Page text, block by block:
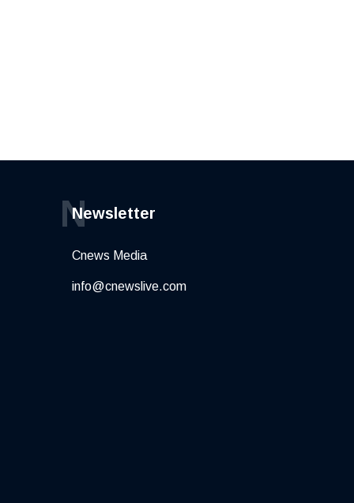
Newsletter
N
Cnews Media
info@cnewslive.com